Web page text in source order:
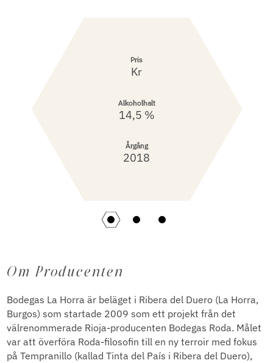
Pris
Kr
Alkoholhalt
14,5 %
Årgång
2018
Om Producenten
Bodegas La Horra är beläget i Ribera del Duero (La Horra,
Burgos) som startade 2009 som ett projekt från det
välrenommerade Rioja-producenten Bodegas Roda. Målet
var att överföra Roda-filosofin till en ny terroir med fokus
på Tempranillo (kallad Tinta del País i Ribera del Duero),